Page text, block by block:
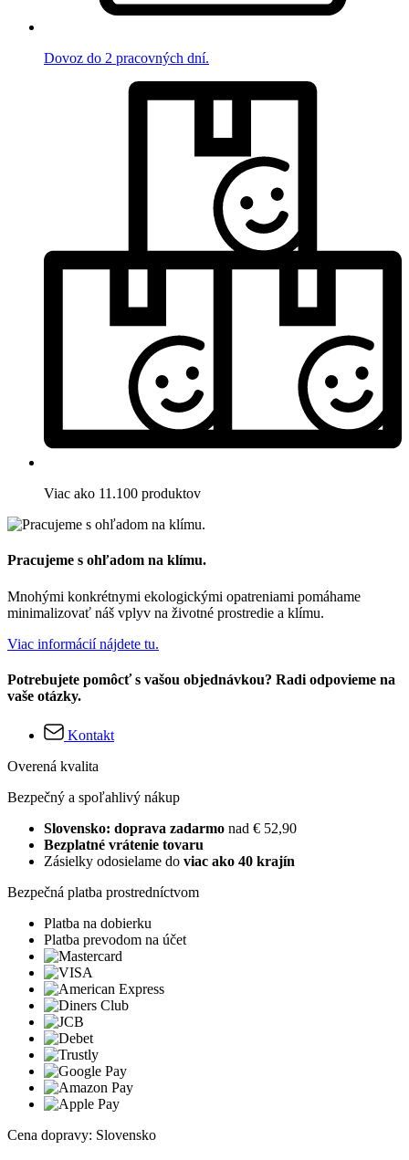
Dovoz do 2 pracovných dní.
Viac ako 11.100 produktov
Pracujeme s ohľadom na klímu.
Mnohými konkrétnymi ekologickými opatreniami pomáhame
minimalizovať náš vplyv na životné prostredie a klímu.
Viac informácií nájdete tu.
Potrebujete pomôcť s vašou objednávkou? Radi odpovieme na
vaše otázky.
Kontakt
Overená kvalita
Bezpečný a spoľahlivý nákup
Slovensko: doprava zadarmo nad € 52,90
Bezplatné vrátenie tovaru
Zásielky odosielame do viac ako 40 krajín
Bezpečná platba prostredníctvom
Platba na dobierku
Platba prevodom na účet
Cena dopravy: Slovensko